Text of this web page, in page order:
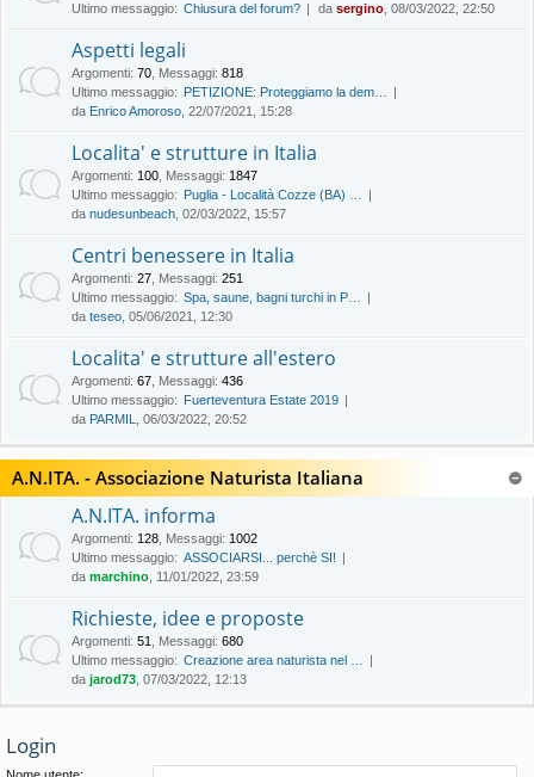
Ultimo messaggio: Chiusura del forum? da sergino , 08/03/2022, 22:50
Aspetti legali
Argomenti: 70 Messaggi: 818
Ultimo messaggio: PETIZIONE: Proteggiamo la dem…
da Enrico Amoroso , 22/07/2021, 15:28
Localita' e strutture in Italia
Argomenti: 100 Messaggi: 1847
Ultimo messaggio: Puglia - Località Cozze (BA) …
da nudesunbeach , 02/03/2022, 15:57
Centri benessere in Italia
Argomenti: 27 Messaggi: 251
Ultimo messaggio: Spa, saune, bagni turchi in P…
da teseo , 05/06/2021, 12:30
Localita' e strutture all'estero
Argomenti: 67 Messaggi: 436
Ultimo messaggio: Fuerteventura Estate 2019
da PARMIL , 06/03/2022, 20:52
A.N.ITA. - Associazione Naturista Italiana
A.N.ITA. informa
Argomenti: 128 Messaggi: 1002
Ultimo messaggio: ASSOCIARSI... perchè SI!
da marchino , 11/01/2022, 23:59
Richieste, idee e proposte
Argomenti: 51 Messaggi: 680
Ultimo messaggio: Creazione area naturista nel …
da jarod73 , 07/03/2022, 12:13
Login